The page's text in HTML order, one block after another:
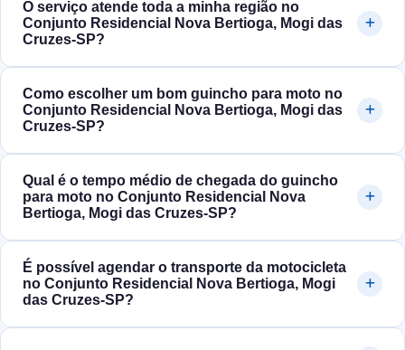
O serviço atende toda a minha região no
Conjunto Residencial Nova Bertioga, Mogi das
Cruzes‑SP?
Como escolher um bom guincho para moto no
Conjunto Residencial Nova Bertioga, Mogi das
Cruzes‑SP?
Qual é o tempo médio de chegada do guincho
para moto no Conjunto Residencial Nova
Bertioga, Mogi das Cruzes‑SP?
É possível agendar o transporte da motocicleta
no Conjunto Residencial Nova Bertioga, Mogi
das Cruzes‑SP?